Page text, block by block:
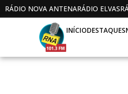
RÁDIO NOVA ANTENARÁDIO ELVAS
INÍCIODESTAQUES